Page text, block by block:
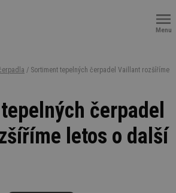
Menu
/ Sortiment tepelných čerpadel Vaillant rozšíříme
čerpadel
letos o další